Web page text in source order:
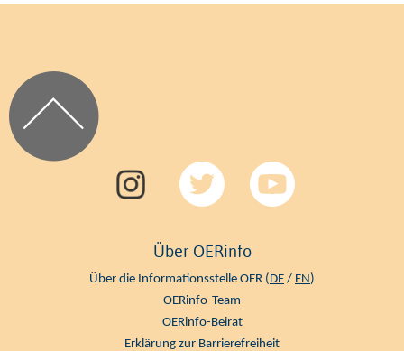
Über OERinfo
Über die Informationsstelle OER (DE / EN)
OERinfo-Team
OERinfo-Beirat
Erklärung zur Barrierefreiheit